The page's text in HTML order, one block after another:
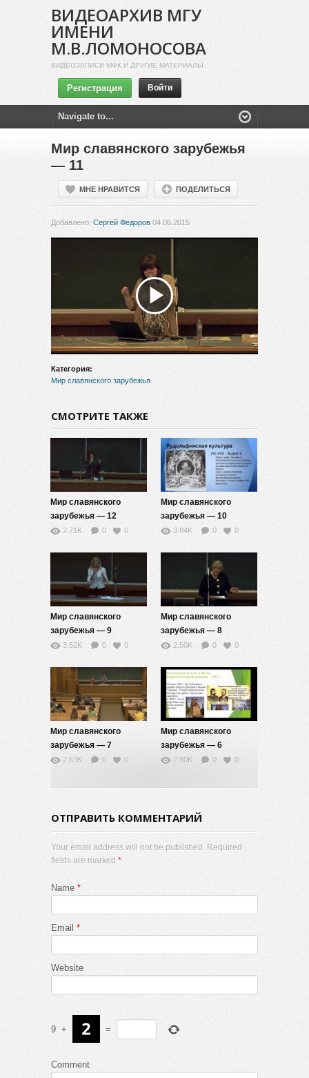
ВИДЕОАРХИВ МГУ
ИМЕНИ
М.В.ЛОМОНОСОВА
ВИДЕОЗАПИСИ МФК И ДРУГИЕ МАТЕРИАЛЫ
Регистрация Войти
Мир славянского зарубежья
— 11
МНЕ НРАВИТСЯ ПОДЕЛИТЬСЯ
Добавлено: Сергей Федоров 04.06.2015
Воспроизвести
видео
Категория:
Мир славянского зарубежья
СМОТРИТЕ ТАКЖЕ
Мир славянского
зарубежья — 12
2.71K 0 0
Мир славянского
зарубежья — 10
3.84K 0 0
Мир славянского
зарубежья — 9
3.52K 0 0
Мир славянского
зарубежья — 8
2.50K 0 0
Мир славянского
зарубежья — 7
2.63K 0 0
Мир славянского
зарубежья — 6
2.80K 0 0
ОТПРАВИТЬ КОММЕНТАРИЙ
Your email address will not be published. Required
fields are marked *
Name *
Email *
Website
9 + =
Comment